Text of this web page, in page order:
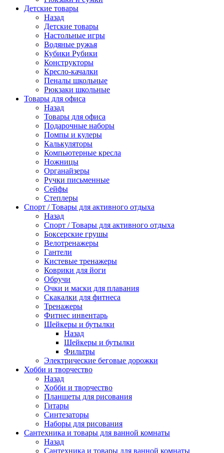
Детские товары
Назад
Детские товары
Настольные игры
Водяные ружья
Кубики Рубики
Конструкторы
Кресло-качалки
Пеналы школьные
Рюкзаки школьные
Товары для офиса
Назад
Товары для офиса
Подарочные наборы
Помпы и кулеры
Калькуляторы
Компьютерные кресла
Ножницы
Органайзеры
Ручки письменные
Сейфы
Степлеры
Спорт / Товары для активного отдыха
Назад
Спорт / Товары для активного отдыха
Боксерские грушы
Велотренажеры
Гантели
Кистевые тренажеры
Коврики для йоги
Обручи
Очки и маски для плавания
Скакалки для фитнеса
Тренажеры
Фитнес инвентарь
Шейкеры и бутылки
Назад
Шейкеры и бутылки
Фильтры
Электрические беговые дорожки
Хобби и творчество
Назад
Хобби и творчество
Планшеты для рисования
Гитары
Синтезаторы
Наборы для рисования
Сантехника и товары для ванной комнаты
Назад
Сантехника и товары для ванной комнаты